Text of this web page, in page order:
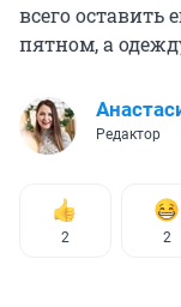
всего оставить
пятном, а
Редактор
2 2